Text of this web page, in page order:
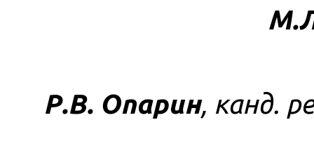
Р.В. Опарин, канд.